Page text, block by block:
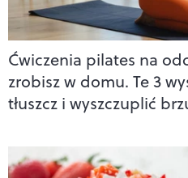
Ćwiczenia pilates na
zrobisz w domu. Te 3
tłuszcz i wyszczuplić